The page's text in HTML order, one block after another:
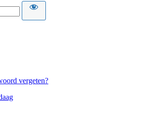
vergeten?